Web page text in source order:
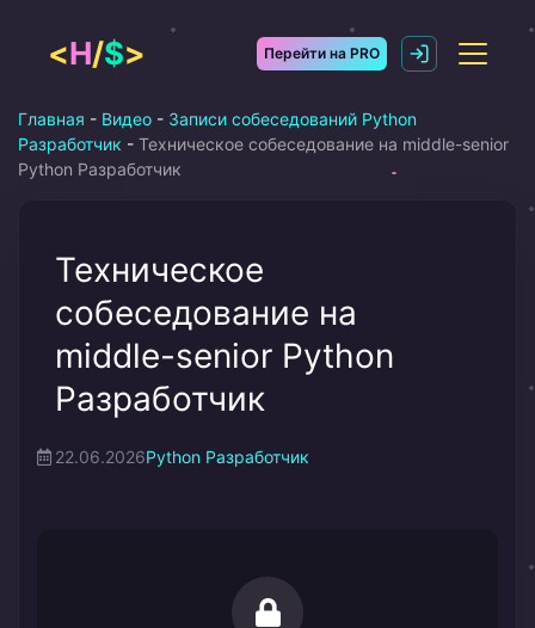
содержимому
<H/$> Перейти на PRO
Главная - Видео - Записи собеседований Python
Разработчик - Техническое собеседование на middle-senior
Python Разработчик
Техническое
собеседование на
middle-senior Python
Разработчик
22.06.2026Python Разработчик